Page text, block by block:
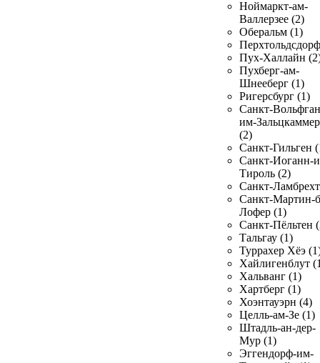
Ноймаркт-ам-
Валлерзее (2)
Оберальм (1)
Пух-Халлайн
Пухберг-ам-
Шнееберг (1)
Ригерсбург (1)
Санкт-
им-
(2)
Санкт-Гильген
Санкт-Иоганн-
Тироль (2)
Санкт-
Санкт-Мартин-
Лофер (1)
Санкт-Пёльтен
Тальгау (1)
Туррахер Хёэ
Хайлигенблут
Хальванг (1)
Хартберг (1)
Хоэнтауэрн (4)
Целль-ам-Зе (1)
Штадль-ан-дер-
Мур (1)
Эггендорф-им-